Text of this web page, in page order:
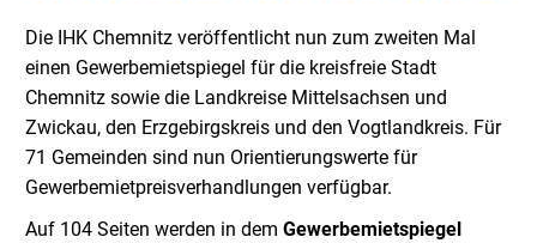
Die IHK Chemnitz veröffentlicht nun zum zweiten Mal
einen Gewerbemietspiegel für die kreisfreie Stadt
Chemnitz sowie die Landkreise Mittelsachsen und
Zwickau, den Erzgebirgskreis und den Vogtlandkreis. Für
71 Gemeinden sind nun Orientierungswerte für
Gewerbemietpreisverhandlungen verfügbar.
Auf 104 Seiten werden in dem Gewerbemietspiegel